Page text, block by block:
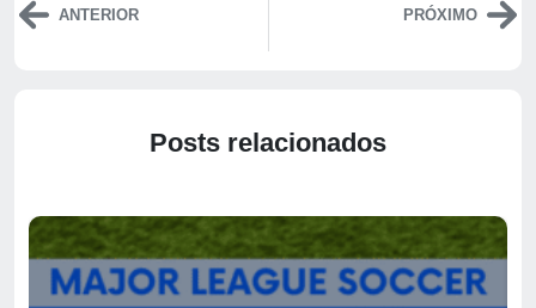
ANTERIOR PRÓXIMO
Posts relacionados